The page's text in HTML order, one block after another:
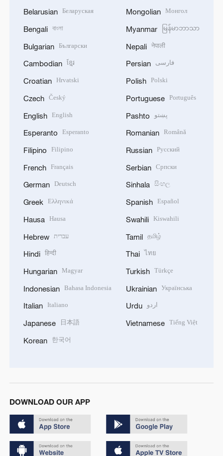
Belarusian Беларуская
Bengali বাংলা
Bulgarian Български
Cambodian ខ្មែរ
Croatian Hrvatski
Czech Český
English English
Esperanto Esperanto
Filipino Filipino
French Français
German Deutsch
Greek Ελληνικά
Hausa Hausa
Hebrew עברית
Hindi हिन्दी
Hungarian Magyar
Indonesian Bahasa Indonesia
Italian Italiano
Japanese 日本語
Korean 한국어
Mongolian Монгол
Myanmar မြန်မာဘာသာ
Nepali नेपाली
Persian فارسی
Polish Polski
Portuguese Português
Pashto پښتو
Romanian Română
Russian Русский
Serbian Српски
Sinhala සිංහල
Spanish Español
Swahili Kiswahili
Tamil தமிழ்
Thai ไทย
Turkish Türkçe
Ukrainian Українська
Urdu اردو
Vietnamese Tiếng Việt
DOWNLOAD OUR APP